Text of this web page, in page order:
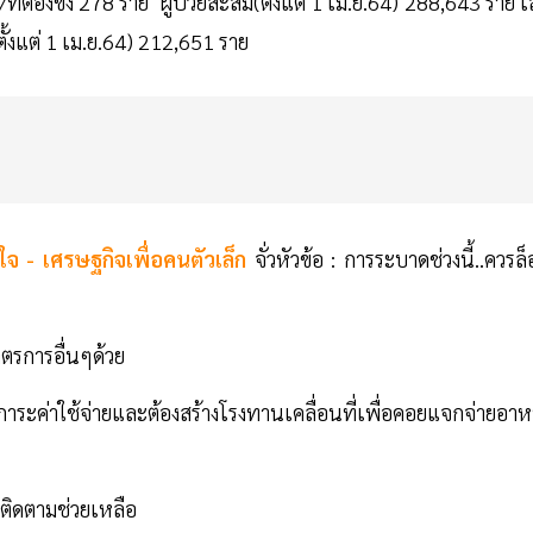
แต่ 1 เม.ย.64) 212,651 ราย
- เศรษฐกิจเพื่อคนตัวเล็ก จั่วหัวข้อ : การระบาดช่วงนี้..ควรล็
รการอื่นๆด้วย
ค่าใช้จ่ายและต้องสร้างโรงทานเคลื่อนที่เพื่อคอยแจกจ่ายอาห
ตามช่วยเหลือ